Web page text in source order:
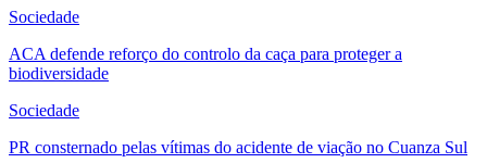
Sociedade
ACA defende reforço do controlo da caça para proteger a
biodiversidade
Sociedade
PR consternado pelas vítimas do acidente de viação no Cuanza Sul